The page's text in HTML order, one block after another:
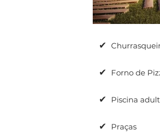
✔
✔ Forno de
✔ Piscina
✔ Praças